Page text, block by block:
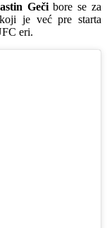
Gečibore se za
je već pre starta
eri.